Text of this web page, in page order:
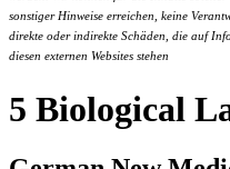
sonstiger Hinweise erreichen, keine
direkte oder indirekte Schäden, die auf
diesen externen Websites stehen
5 Biological